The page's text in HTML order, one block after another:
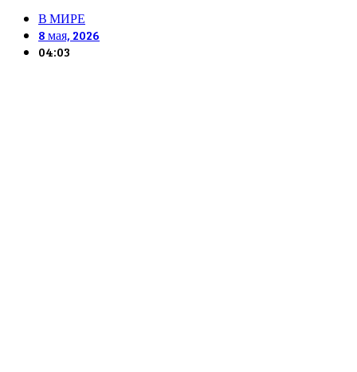
В МИРЕ
8 мая, 2026
04:03